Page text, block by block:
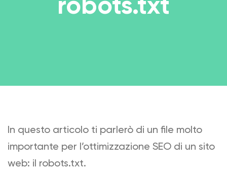
In questo articolo ti parlerò di un file molto
importante per l’ottimizzazione SEO di un sito
web: il robots.txt.